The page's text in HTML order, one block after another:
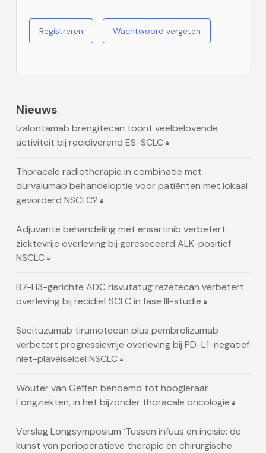
Registreren Wachtwoord vergeten
Nieuws
Izalontamab brengitecan toont veelbelovende
activiteit bij recidiverend ES-SCLC
Thoracale radiotherapie in combinatie met
durvalumab behandeloptie voor patiënten met lokaal
gevorderd NSCLC?
Adjuvante behandeling met ensartinib verbetert
ziektevrije overleving bij gereseceerd ALK-positief
NSCLC
B7-H3-gerichte ADC risvutatug rezetecan verbetert
overleving bij recidief SCLC in fase III-studie
Sacituzumab tirumotecan plus pembrolizumab
verbetert progressievrije overleving bij PD-L1-negatief
niet-plaveiselcel NSCLC
Wouter van Geffen benoemd tot hoogleraar
Longziekten, in het bijzonder thoracale oncologie
Verslag Longsymposium ‘Tussen infuus en incisie: de
kunst van perioperatieve therapie en chirurgische